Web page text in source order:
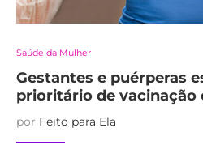
Saúde da Mulher
Gestantes e puérperas
prioritário de vacinação
por Feito para Ela